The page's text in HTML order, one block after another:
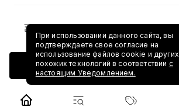
Добавить в корзину
Доставка и возврат
При использовании данного сайта, вы
подтверждаете свое согласие на
использование файлов cookie и других
похожих технологий в соответствии с
настоящим Уведомлением.